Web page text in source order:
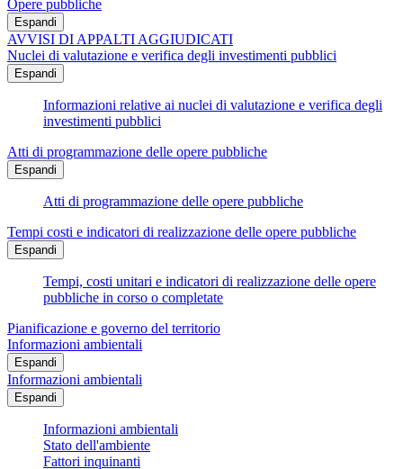
Opere pubbliche
Espandi
AVVISI DI APPALTI AGGIUDICATI
Nuclei di valutazione e verifica degli investimenti pubblici
Espandi
Informazioni relative ai nuclei di valutazione e verifica degli
investimenti pubblici
Atti di programmazione delle opere pubbliche
Espandi
Atti di programmazione delle opere pubbliche
Tempi costi e indicatori di realizzazione delle opere pubbliche
Espandi
Tempi, costi unitari e indicatori di realizzazione delle opere
pubbliche in corso o completate
Pianificazione e governo del territorio
Informazioni ambientali
Espandi
Informazioni ambientali
Espandi
Informazioni ambientali
Stato dell'ambiente
Fattori inquinanti